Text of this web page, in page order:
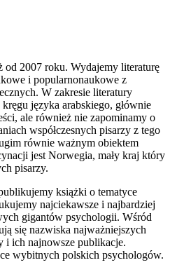
od 2007 roku. Wydajemy literaturę
i popularnonaukowe z
W zakresie literatury
języka arabskiego, głównie
ale również nie zapominamy o
współczesnych pisarzy z tego
równie ważnym obiektem
jest Norwegia, mały kraj który
pisarzy.
książki o tematyce
najciekawsze i najbardziej
gigantów psychologii. Wśród
się nazwiska najważniejszych
i ich najnowsze publikacje.
wybitnych polskich psychologów.